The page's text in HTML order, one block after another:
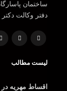
ساختمان
دفتر وکالت دکتر
لیست مطالب
اقساط مهریه